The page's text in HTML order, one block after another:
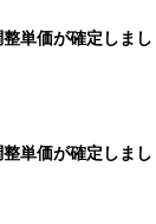
単価が確定しまし
単価が確定しまし